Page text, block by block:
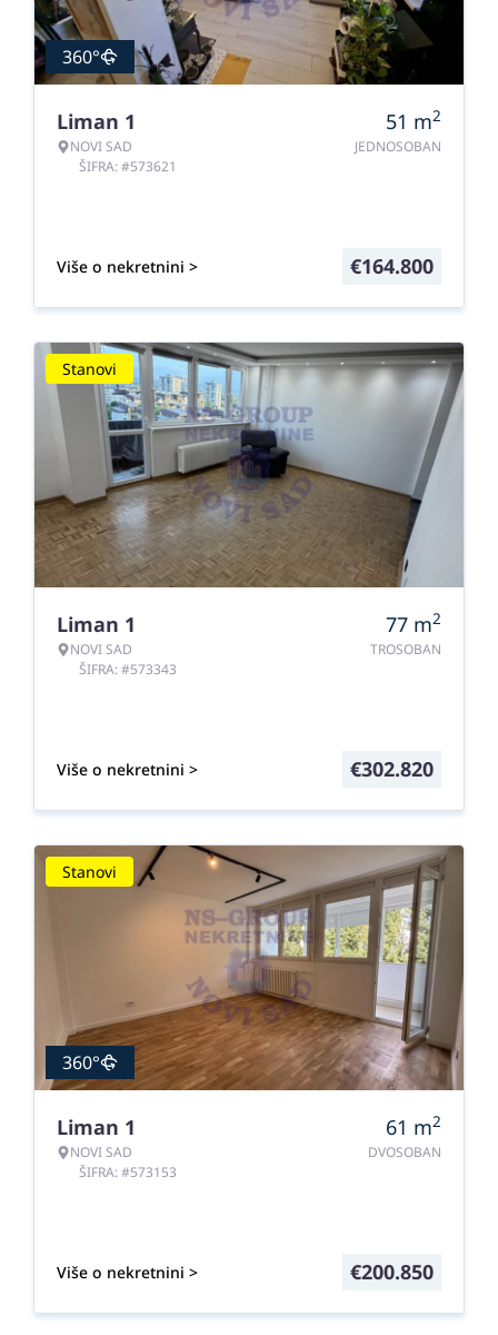
360°
Liman 1
NOVI SAD
ŠIFRA: #573621
51 m2
JEDNOSOBAN
Više o nekretnini > €164.800
Stanovi
Liman 1
NOVI SAD
ŠIFRA: #573343
77 m2
TROSOBAN
Više o nekretnini > €302.820
Stanovi
360°
Liman 1
NOVI SAD
ŠIFRA: #573153
61 m2
DVOSOBAN
Više o nekretnini > €200.850